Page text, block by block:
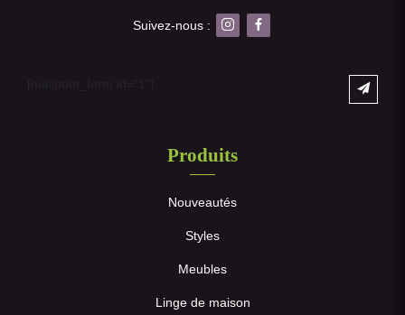
Suivez-nous :
Produits
Nouveautés
Styles
Meubles
Linge de maison